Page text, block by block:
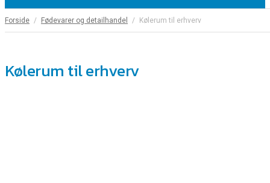
Forside Fødevarer og detailhandel Kølerum til erhverv
Kølerum til erhverv